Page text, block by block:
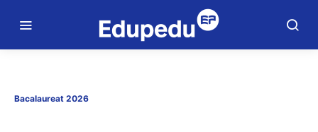
Bacalaureat 2026